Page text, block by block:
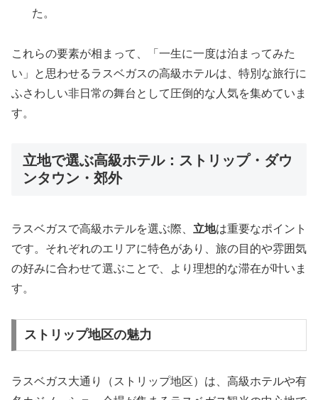
た。
これらの要素が相まって、「一生に一度は泊まってみた
い」と思わせるラスベガスの高級ホテルは、特別な旅行に
ふさわしい非日常の舞台として圧倒的な人気を集めていま
す。
立地で選ぶ高級ホテル：ストリップ・ダウ
ンタウン・郊外
ラスベガスで高級ホテルを選ぶ際、 立地は重要なポイント
です。それぞれのエリアに特色があり、旅の目的や雰囲気
の好みに合わせて選ぶことで、より理想的な滞在が叶いま
す。
ストリップ地区の魅力
ラスベガス大通り（ストリップ地区）は、高級ホテルや有